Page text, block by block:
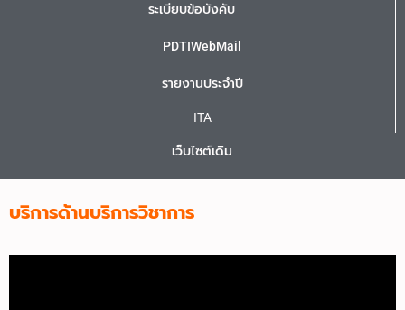
ระเบียบข้อบังคับ
PDTIWebMail
รายงานประจำปี
ITA
เว็บไซต์เดิม
บริการด้านบริการวิชาการ